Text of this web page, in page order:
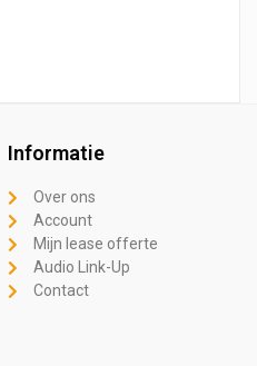
Informatie
Over ons
Account
Mijn lease offerte
Audio Link-Up
Contact